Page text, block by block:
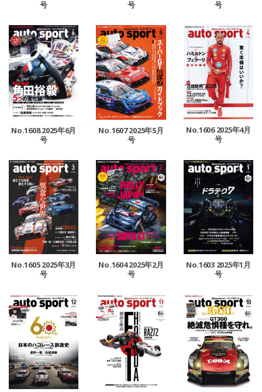
号
号
号
No.1608 2025年6月
号
No.1607 2025年5月
号
No.1606 2025年4月
号
No.1605 2025年3月
号
No.1604 2025年2月
号
No.1603 2025年1月
号